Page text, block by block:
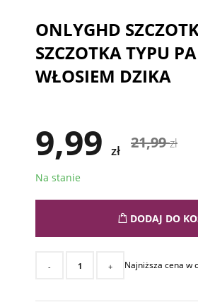
ONLYGHD
SZCZOTKA TYPU
WŁOSIEM DZIKA
9,99 zł 21,99zł
Na stanie
DODAJ DO
- + Najniższa cena w